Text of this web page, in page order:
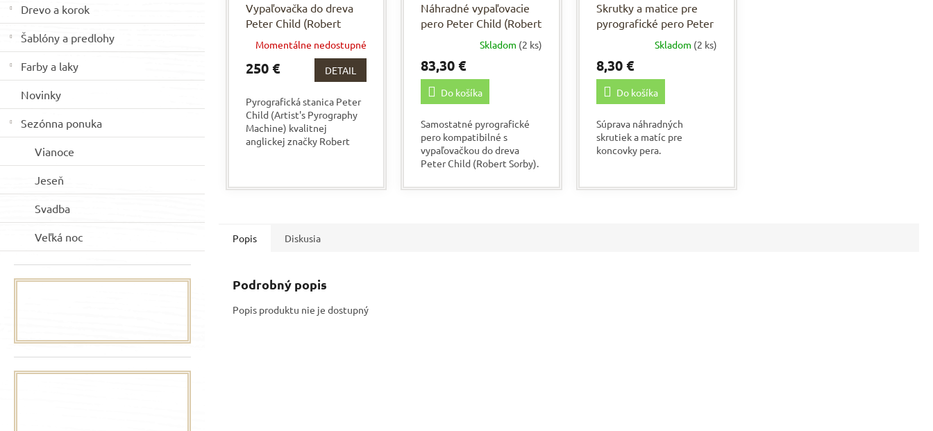
Drevo a korok
Šablóny a predlohy
Farby a laky
Novinky
Sezónna ponuka
Vianoce
Jeseň
Svadba
Veľká noc
Vypaľovačka do dreva
Peter Child (Robert
Sorby)
Momentálne nedostupné
250 € DETAIL
Pyrografická stanica Peter
Child (Artist's Pyrography
Machine) kvalitnej
anglickej značky Robert
profesionálmi a...
Náhradné vypaľovacie
pero Peter Child (Robert
Skladom (2 ks)
83,30 €
Do košíka
Samostatné pyrografické
pero kompatibilné s
vypaľovačkou do dreva
Peter Child (Robert Sorby).
vzdialenosť medzi špičkou
Skrutky a matice pre
pyrografické pero Peter
Skladom (2 ks)
8,30 €
Do košíka
Súprava náhradných
skrutiek a matíc pre
koncovky pera.
Popis Diskusia
Podrobný popis
Popis produktu nie je dostupný